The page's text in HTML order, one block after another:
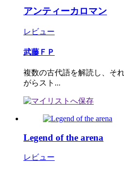
アンティーカロマン
レビュー
武藤ＦＰ
複数の古代語を解読し、そ
がらスト...
Legend of the arena
レビュー